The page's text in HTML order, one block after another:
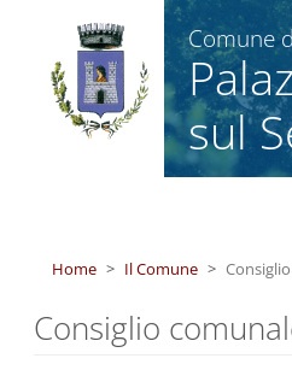
Salta al contenuto principale
Comune
sul
Home
Il Comune
Consiglio